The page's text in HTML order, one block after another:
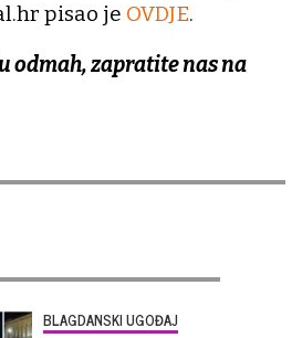
pisao je OVDJE.
zapratite nas na
BLAGDANSKI UGOĐAJ